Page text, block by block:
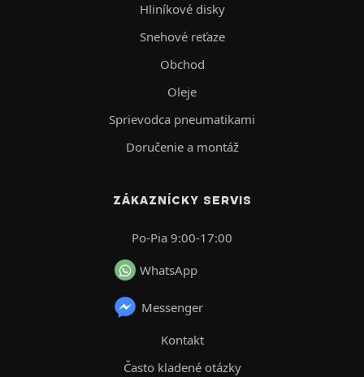
Hliníkové disky
Snehové reťaze
Obchod
Oleje
Sprievodca pneumatikami
Doručenie a montáž
ZÁKAZNÍCKY SERVIS
Po-Pia 9:00-17:00
WhatsApp
Messenger
Kontakt
Často kladené otázky